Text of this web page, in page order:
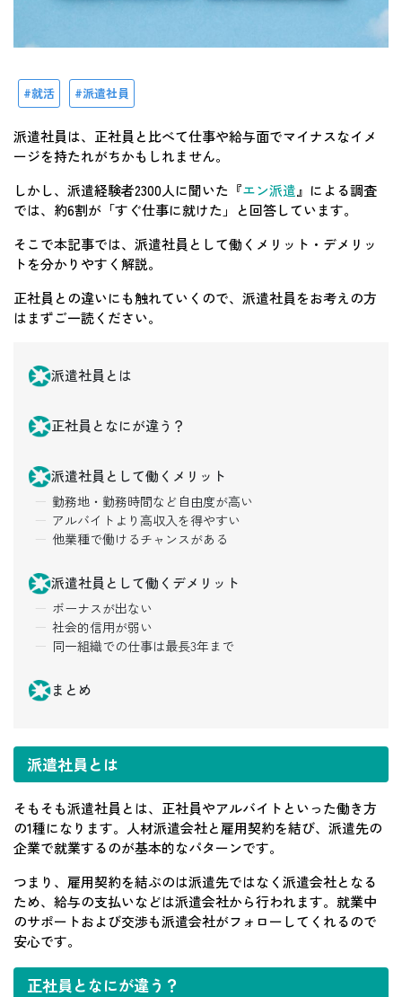
就活 派遣社員
派遣社員は、正社員と比べて仕事や給与面でマイナスなイメ
ージを持たれがちかもしれません。
しかし、派遣経験者2300人に聞いた『エン派遣』による調査
では、約6割が「すぐ仕事に就けた」と回答しています。
そこで本記事では、派遣社員として働くメリット・デメリッ
トを分かりやすく解説。
正社員との違いにも触れていくので、派遣社員をお考えの方
はまずご一読ください。
派遣社員とは
正社員となにが違う？
派遣社員として働くメリット
勤務地・勤務時間など自由度が高い
アルバイトより高収入を得やすい
他業種で働けるチャンスがある
派遣社員として働くデメリット
ボーナスが出ない
社会的信用が弱い
同一組織での仕事は最長3年まで
まとめ
派遣社員とは
そもそも派遣社員とは、正社員やアルバイトといった働き方
の1種になります。人材派遣会社と雇用契約を結び、派遣先の
企業で就業するのが基本的なパターンです。
つまり、雇用契約を結ぶのは派遣先ではなく派遣会社となる
ため、給与の支払いなどは派遣会社から行われます。就業中
のサポートおよび交渉も派遣会社がフォローしてくれるので
安心です。
正社員となにが違う？